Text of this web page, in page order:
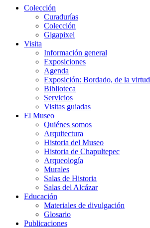
Colección
Curadurías
Colección
Gigapixel
Visita
Información general
Exposiciones
Agenda
Exposición: Bordado, de la virtud
Biblioteca
Servicios
Visitas guiadas
El Museo
Quiénes somos
Arquitectura
Historia del Museo
Historia de Chapultepec
Arqueología
Murales
Salas de Historia
Salas del Alcázar
Educación
Materiales de divulgación
Glosario
Publicaciones